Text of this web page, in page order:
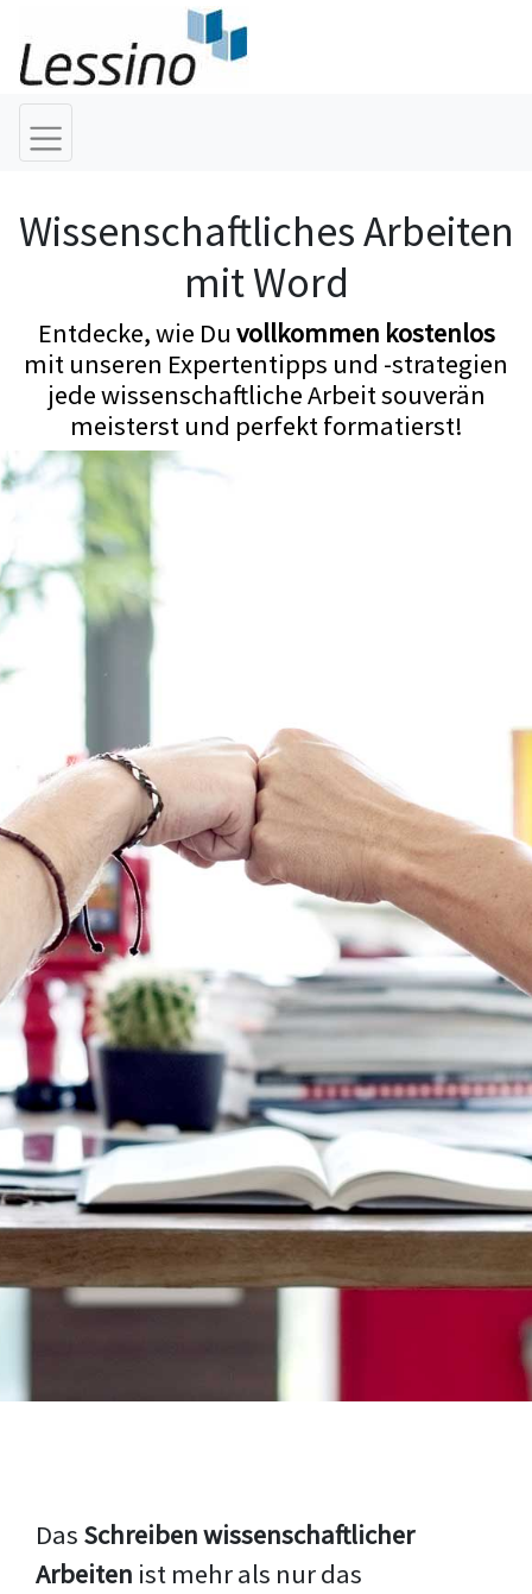
Wissenschaftliches Arbeiten
mit Word
Entdecke, wie Du vollkommen kostenlos
mit unseren Expertentipps und -strategien
jede wissenschaftliche Arbeit souverän
meisterst und perfekt formatierst!
Das Schreiben wissenschaftlicher
Arbeiten ist mehr als nur das